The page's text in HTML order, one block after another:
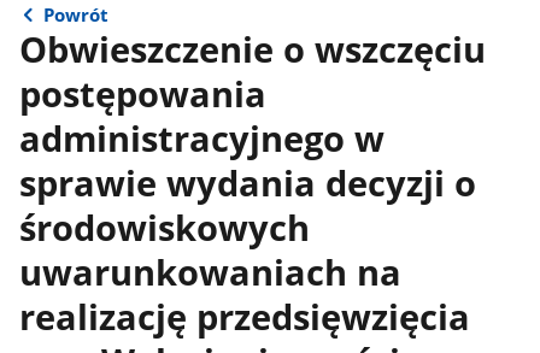
Powrót
Obwieszczenie o wszczęciu
postępowania
administracyjnego w
sprawie wydania decyzji o
środowiskowych
uwarunkowaniach na
realizację przedsięwzięcia